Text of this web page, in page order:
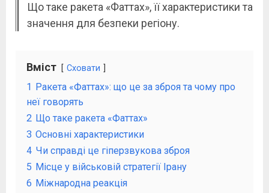
Що таке ракета «Фаттах», її характеристики та
значення для безпеки регіону.
Вміст Сховати
1
Ракета «Фаттах»: що це за зброя та чому про
неї говорять
2 Що таке ракета «Фаттах»
3 Основні характеристики
4 Чи справді це гіперзвукова зброя
5 Місце у військовій стратегії Ірану
6 Міжнародна реакція